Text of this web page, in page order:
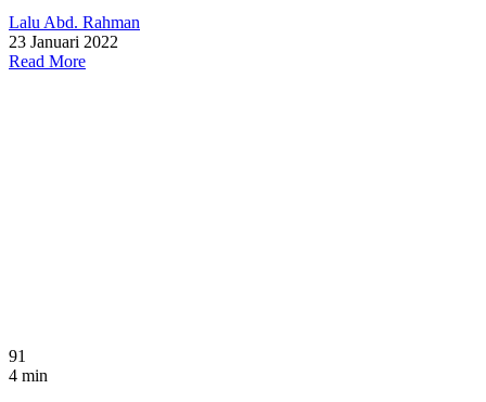
Lalu Abd. Rahman
23 Januari 2022
Read More
91
4 min